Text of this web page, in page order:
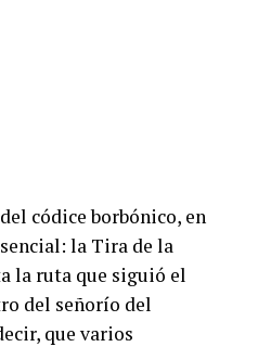
códice borbónico, en
la Tira de la
la ruta que siguió el
del señorío del
que varios